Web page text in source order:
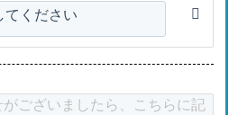
てください